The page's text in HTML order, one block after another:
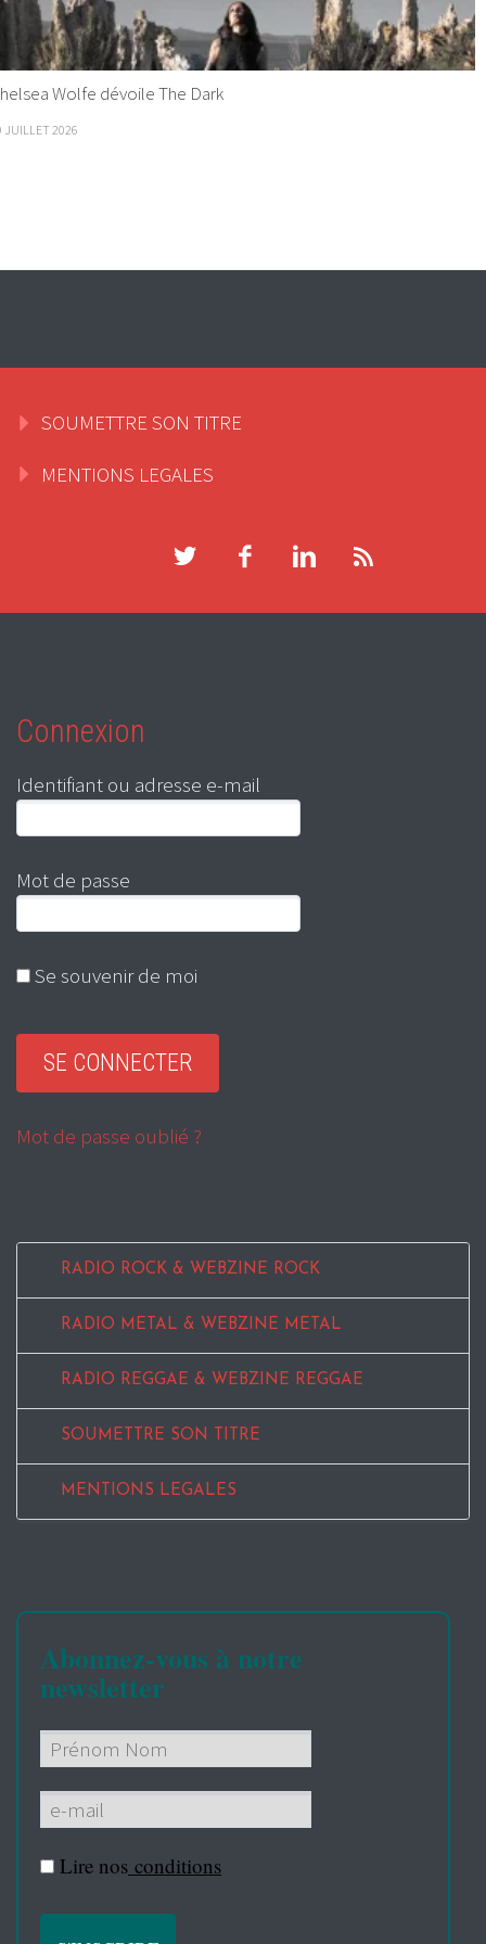
Wolfe dévoile The Dark
JUILLET 2026
SOUMETTRE SON TITRE
MENTIONS LEGALES
Connexion
Identifiant ou adresse e-mail
Mot de passe
Se souvenir de moi
Mot de passe oublié ?
RADIO ROCK & WEBZINE ROCK
RADIO METAL & WEBZINE METAL
RADIO REGGAE & WEBZINE REGGAE
SOUMETTRE SON TITRE
MENTIONS LEGALES
Abonnez-vous à notre
newsletter
Lire nos conditions